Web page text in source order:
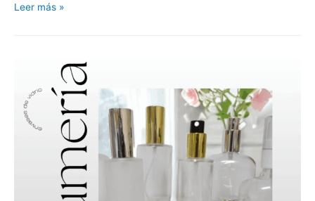
Leer más »